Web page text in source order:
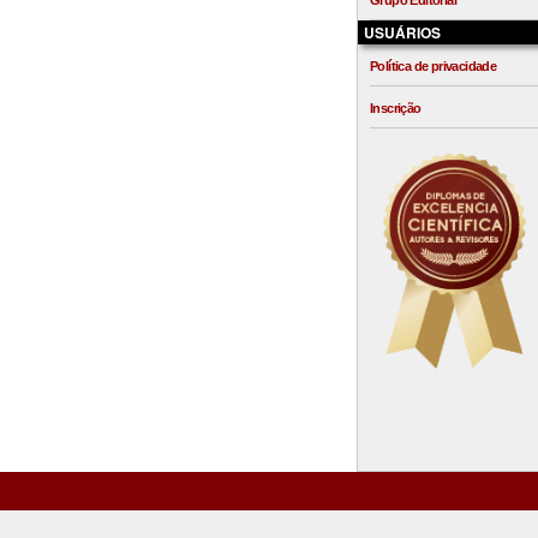
USUÁRIOS
Política de privacidade
Inscrição